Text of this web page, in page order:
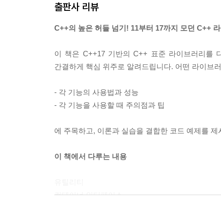
출판사 리뷰
C++의 높은 허들 넘기! 11부터 17까지 모던 C++
이 책은 C++17 기반의 C++ 표준 라이브러리를
간결하게 핵심 위주로 알려드립니다. 어떤 라이브
- 각 기능의 사용법과 성능
- 각 기능을 사용할 때 주의점과 팁
에 주목하고, 이론과 실습을 결합한 코드 예제를
이 책에서 다루는 내용
컨테이너 인터페이스